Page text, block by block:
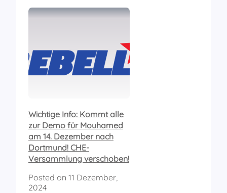
Wichtige Info: Kommt alle
zur Demo für Mouhamed
am 14. Dezember nach
Dortmund! CHE-
Versammlung verschoben!
Posted on 11 Dezember,
2024